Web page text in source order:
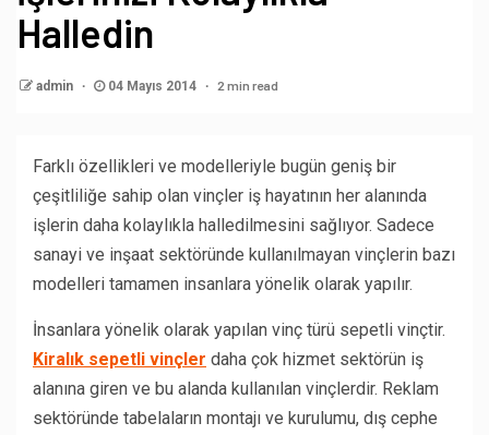
Halledin
admin 04 Mayıs 2014 2 min read
Farklı özellikleri ve modelleriyle bugün geniş bir
çeşitliliğe sahip olan vinçler iş hayatının her alanında
işlerin daha kolaylıkla halledilmesini sağlıyor. Sadece
sanayi ve inşaat sektöründe kullanılmayan vinçlerin bazı
modelleri tamamen insanlara yönelik olarak yapılır.
İnsanlara yönelik olarak yapılan vinç türü sepetli vinçtir.
Kiralık sepetli vinçler daha çok hizmet sektörün iş
alanına giren ve bu alanda kullanılan vinçlerdir. Reklam
sektöründe tabelaların montajı ve kurulumu, dış cephe